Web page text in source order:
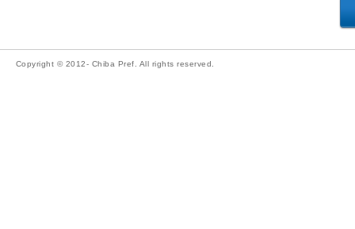
Copyright © 2012- Chiba Pref. All rights reserved.